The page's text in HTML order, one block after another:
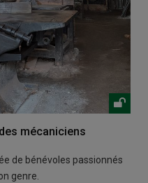
mécaniciens
de bénévoles passionnés
genre.